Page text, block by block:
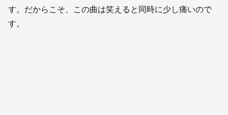
す。だからこそ、この曲は笑えると同時に少し痛いので
す。